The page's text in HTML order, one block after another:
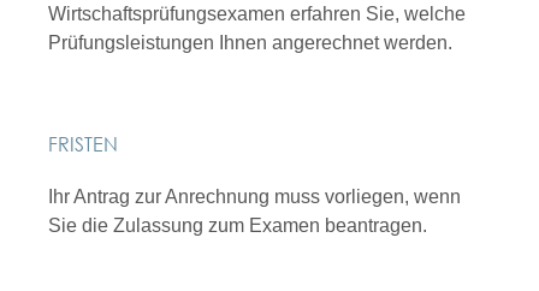
Wirtschaftsprüfungsexamen erfahren Sie, welche
Prüfungsleistungen Ihnen angerechnet werden.
FRISTEN
Ihr Antrag zur Anrechnung muss vorliegen, wenn
Sie die Zulassung zum Examen beantragen.